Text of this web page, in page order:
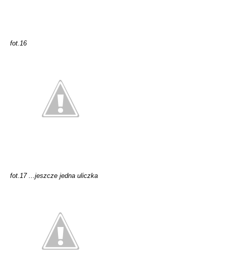
fot.16
fot.17 ...jeszcze jedna uliczka